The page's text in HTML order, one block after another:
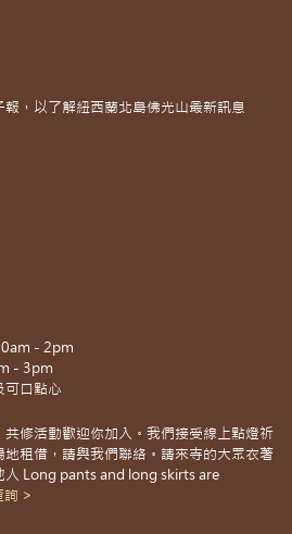
，以了解紐西蘭北島佛光山最新訊息
- 2pm
- 3pm
可口點心
修活動歡迎你加入。我們接受線上點燈祈
租借，請與我們聯絡。請來寺的大眾衣著
人 Long pants and long skirts are
詢 >